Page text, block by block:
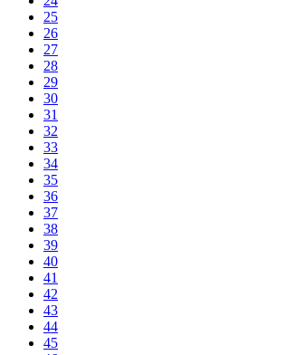
25
26
27
28
29
30
31
32
33
34
35
36
37
38
39
40
41
42
43
44
45